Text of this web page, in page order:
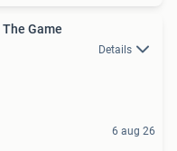
The Game
Details
6 aug 26